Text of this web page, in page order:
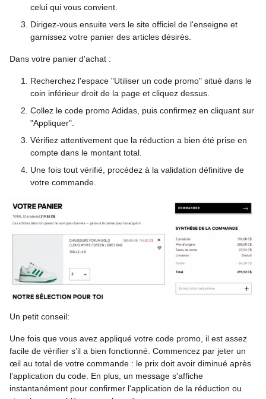
celui qui vous convient.
Dirigez-vous ensuite vers le site officiel de l'enseigne et
garnissez votre panier des articles désirés.
Dans votre panier d'achat :
Recherchez l'espace "Utiliser un code promo" situé dans le
coin inférieur droit de la page et cliquez dessus.
Collez le code promo Adidas, puis confirmez en cliquant sur
"Appliquer".
Vérifiez attentivement que la réduction a bien été prise en
compte dans le montant total.
Une fois tout vérifié, procédez à la validation définitive de
votre commande.
Un petit conseil:
Une fois que vous avez appliqué votre code promo, il est assez
facile de vérifier s’il a bien fonctionné. Commencez par jeter un
œil au total de votre commande : le prix doit avoir diminué après
l’application du code. En plus, un message s'affiche
instantanément pour confirmer l'application de la réduction ou